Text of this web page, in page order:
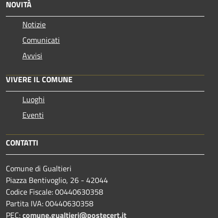
NOVITÀ
Notizie
Comunicati
Avvisi
VIVERE IL COMUNE
Luoghi
Eventi
CONTATTI
Comune di Gualtieri
Piazza Bentivoglio, 26 - 42044
Codice Fiscale: 00440630358
Partita IVA: 00440630358
PEC:comune.gualtieri@postecert.it